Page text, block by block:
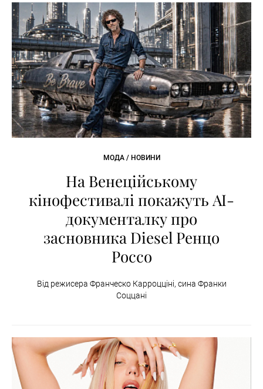
МОДА / НОВИНИ
На Венеційському
кінофестивалі покажуть AI-
документалку про
засновника Diesel Ренцо
Россо
Від режисера Франческо Карроцціні, сина Франки
Соццані